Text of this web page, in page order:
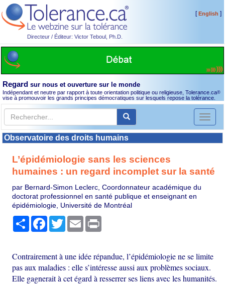
Directeur / Éditeur: Victor Teboul, Ph.D.
[English ]
Regard sur nous et ouverture sur le monde
Indépendant et neutre par rapport à toute orientation politique ou religieuse, Tolerance.ca®
vise à promouvoir les grands principes démocratiques sur lesquels repose la tolérance.
Toggle
Observatoire des droits humains
L’épidémiologie sans les sciences
humaines : un regard incomplet sur la santé
par Bernard-Simon Leclerc, Coordonnateur académique du
doctorat professionnel en santé publique et enseignant en
épidémiologie, Université de Montréal
PartagerFacebook
TwitterEmail
Contrairement à une idée répandue, l’épidémiologie ne se limite
pas aux maladies : elle s’intéresse aussi aux problèmes sociaux.
Elle gagnerait à cet égard à resserrer ses liens avec les humanités.